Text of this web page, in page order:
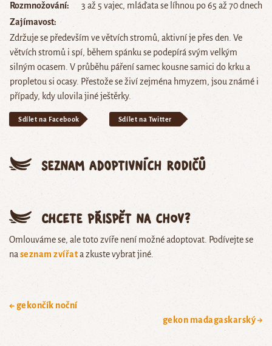
Rozmnožování
3 až 5 vajec, mláďata se líhnou po 65 až 70 dnech
Zajímavost
Zdržuje se především ve větvích stromů, aktivní je přes den. Ve
větvích stromů i spí, během spánku se podepírá svým velkým
silným ocasem. V průběhu páření samec kousne samici do krku a
propletou si ocasy. Přestože se živí zejména hmyzem, jsou známé i
případy, kdy ulovila jiné ještěrky.
Sdílet na Facebook Sdílet na Twitter
Seznam adoptivních rodičů
Chcete přispět na chov?
Omlouváme se, ale toto zvíře není možné adoptovat. Podívejte se
na seznam zvířata zkuste vybrat jiné.
← gekončík noční
gekon madagaskarský →